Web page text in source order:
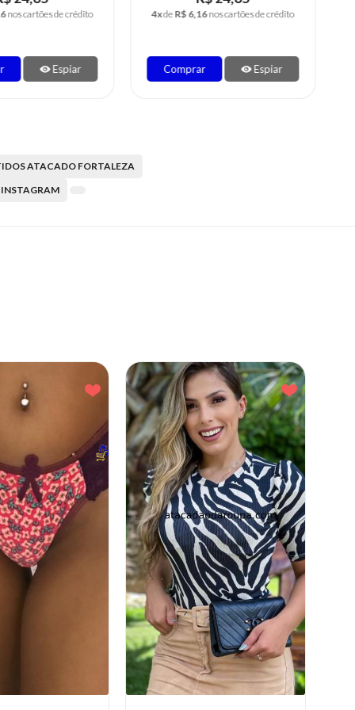
nos cartões de crédito
Espiar
4xdeR$ 6,16 nos cartões de crédito
Comprar Espiar
ATACADO FORTALEZA